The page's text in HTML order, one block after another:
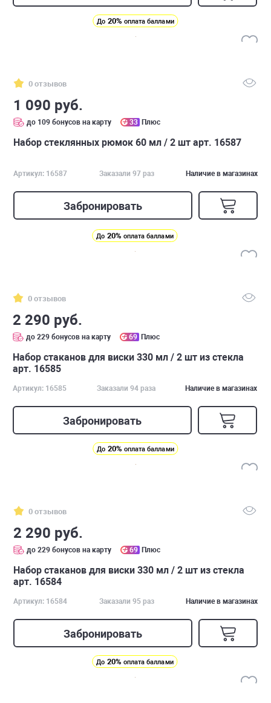
До 20% оплата баллами
0 отзывов
1 090 руб.
до 109 бонусов на карту 33 Плюс
Набор стеклянных рюмок 60 мл / 2 шт арт. 16587
Артикул: 16587 Заказали 97 раз Наличие в магазинах
Забронировать
До 20% оплата баллами
0 отзывов
2 290 руб.
до 229 бонусов на карту 69 Плюс
Набор стаканов для виски 330 мл / 2 шт из стекла
арт. 16585
Артикул: 16585 Заказали 94 раза Наличие в магазинах
Забронировать
До 20% оплата баллами
0 отзывов
2 290 руб.
до 229 бонусов на карту 69 Плюс
Набор стаканов для виски 330 мл / 2 шт из стекла
арт. 16584
Артикул: 16584 Заказали 95 раз Наличие в магазинах
Забронировать
До 20% оплата баллами